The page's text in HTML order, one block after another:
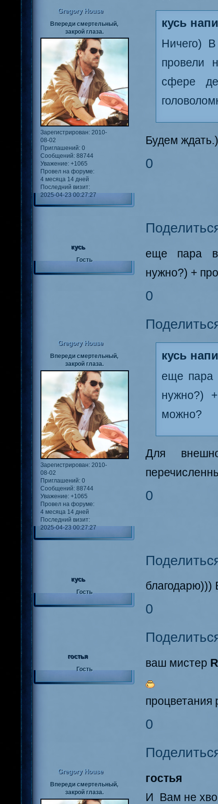
Gregory House
Впереди смертельный,
закрой глаза.
Зарегистрирован: 2010-
08-02
Приглашений: 0
Сообщений: 88744
Уважение: +1065
Провел на форуме:
4 месяца 14 дней
Последний визит:
2025-04-23 00:27:27
кусь
Ничего)
провели
сфере
Будем ждать.)
0
кусь
Гость
еще пара
нужно?) +
0
Gregory House
Впереди смертельный,
закрой глаза.
Зарегистрирован: 2010-
08-02
Приглашений: 0
Сообщений: 88744
Уважение: +1065
Провел на форуме:
4 месяца 14 дней
Последний визит:
2025-04-23 00:27:27
кусь
еще пара
нужно?)
можно?
Для
0
кусь
Гость благодарю)))
0
гостья
Гость ваш мистер
процветания
0
Gregory House
Впереди смертельный,
закрой глаза.
гостья
И Вам не